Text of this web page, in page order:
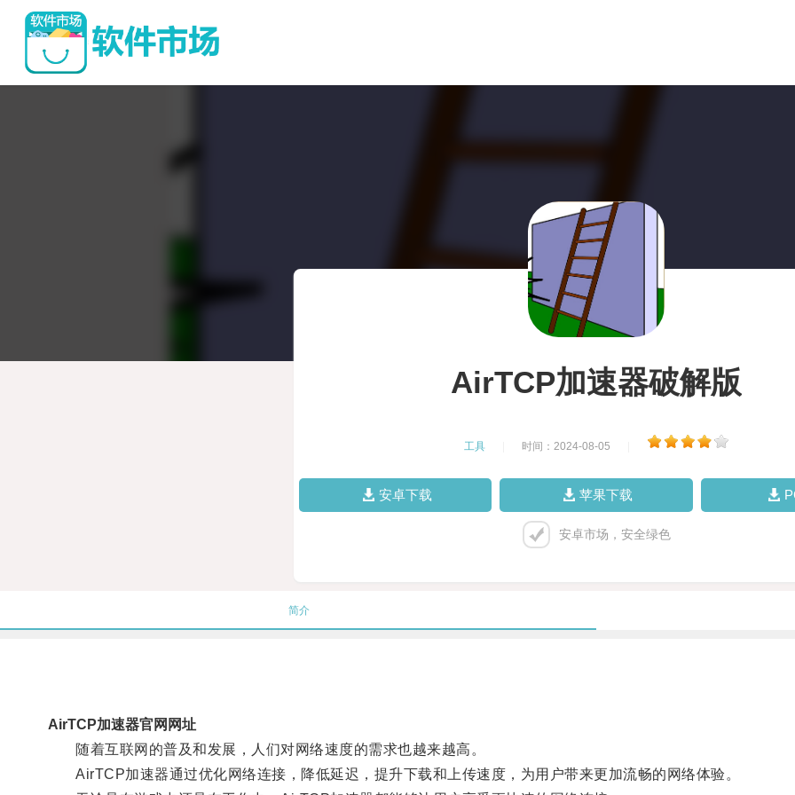
AirTCP加速器破解版
工具 时间：2024-08-05
安卓下载 苹果下载
安卓市场，安全绿色
简介
AirTCP加速器官网网址
随着互联网的普及和发展，人们对网络速度的需求也越来越高。
AirTCP加速器通过优化网络连接，降低延迟，提升下载和上传速度，为用户带来更加流畅的网络体验。